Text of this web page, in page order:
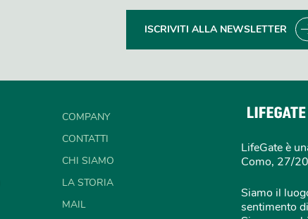
ISCRIVITI ALLA NEWSLETTER
COMPANY
CONTATTI
CHI SIAMO
LA STORIA
MAIL
LifeGate è
Como, 27/
Siamo il
sentimento